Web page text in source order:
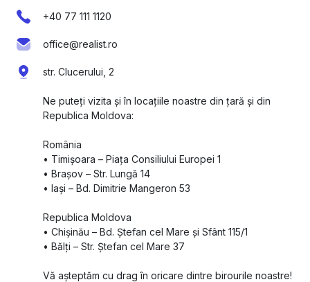
+40 77 111 1120
office@realist.ro
str. Clucerului, 2
Ne puteți vizita și în locațiile noastre din țară și din
Republica Moldova:
România
•⁠ ⁠Timișoara – Piața Consiliului Europei 1
•⁠ ⁠Brașov – Str. Lungă 14
•⁠ ⁠Iași – Bd. Dimitrie Mangeron 53
Republica Moldova
•⁠ ⁠Chișinău – Bd. Ștefan cel Mare și Sfânt 115/1
•⁠ ⁠Bălți – Str. Ștefan cel Mare 37
Vă așteptăm cu drag în oricare dintre birourile noastre!